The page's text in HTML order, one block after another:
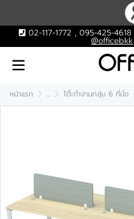
02-117-1772 , 095-425-4618
@officebkk
หน้าแรก ... โต๊ะทำงานกลุ่ม 6 ที่นั่ง